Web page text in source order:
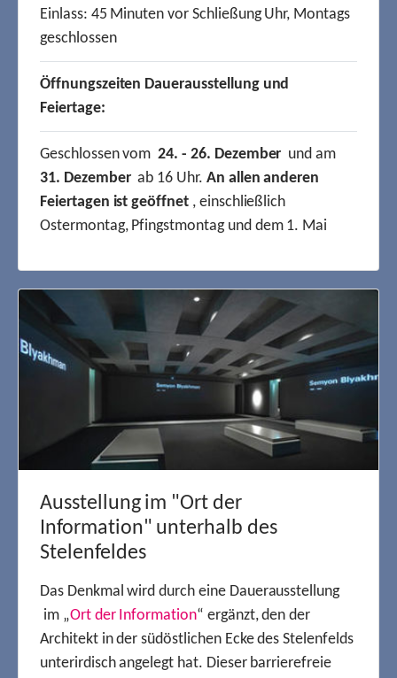
Ausstellung im "Ort der
Information" unterhalb des
Stelenfeldes
Das Denkmal wird durch eine Dauerausstellung
im „Ort der Information“ ergänzt, den der
Architekt in der südöstlichen Ecke des Stelenfelds
unterirdisch angelegt hat. Dieser barrierefreie
Einlass: 45 Minuten vor Schließung Uhr, Montags
geschlossen
Öffnungszeiten Dauerausstellung und
Feiertage:
Geschlossen vom24. - 26. Dezember und am
31. Dezemberab 16 Uhr. An allen anderen
Feiertagen ist geöffnet, einschließlich
Ostermontag, Pfingstmontag und dem 1. Mai